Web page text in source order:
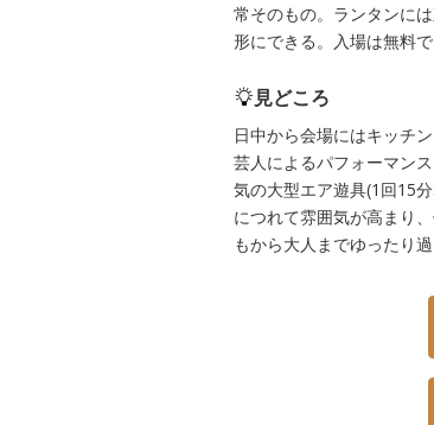
常そのもの。ランタンに
形にできる。入場は無料で
見どころ
日中から会場にはキッチ
芸人によるパフォーマン
気の大型エア遊具(1回15
につれて雰囲気が高まり
もから大人までゆったり